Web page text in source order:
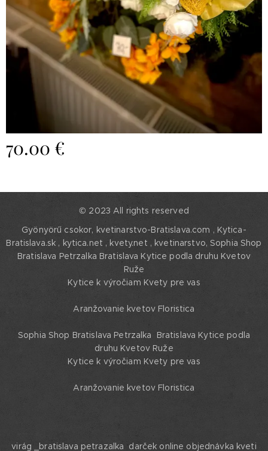
70.00 €
© 2023 All rights reserved
Gyönyörű csokor, kvetinarstvo-Bratislava.com , Kytica-
Bratislava.sk , kytica.net , kvety.net , kvetinarstvo,Sophia Shop
Bratislava Petrzalka Bratislava Kytice podla druhu Kvetov
Ruže
Kytice k výročiam Kvety pre vas
Aranžovanie kvetov Floristica
Sophia Shop Bratislava Petrzalka Bratislava Kytice podla
druhu Kvetov Ruže
Kytice k výročiam Kvety pre vas
Aranžovanie kvetov Floristica
virág _bratislava petrazalka darček online objednávka kveti